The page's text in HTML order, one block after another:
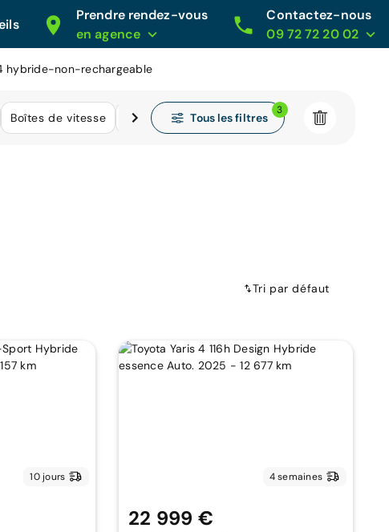
Prendre rendez-vous
en agence
Contactez-nous
09 72 72 20 02
hybride-non-rechargeable
Boîtes de vitesse KilométrageTous les filtres
3
Tri par défaut
10 jours 4 semaines
22 999 €